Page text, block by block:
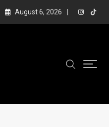
August 6, 2026